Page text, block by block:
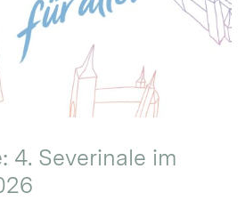
4. Severinale im